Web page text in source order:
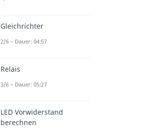
Gleichrichter
2/6 – Dauer: 04:57
Relais
3/6 – Dauer: 05:27
LED Vorwiderstand
berechnen